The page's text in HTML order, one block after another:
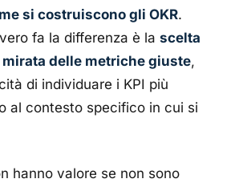
si costruiscono gli OKR.
fa la differenza è la scelta
delle metriche giuste,
di individuare i KPI più
al contesto specifico in cui si
hanno valore se non sono